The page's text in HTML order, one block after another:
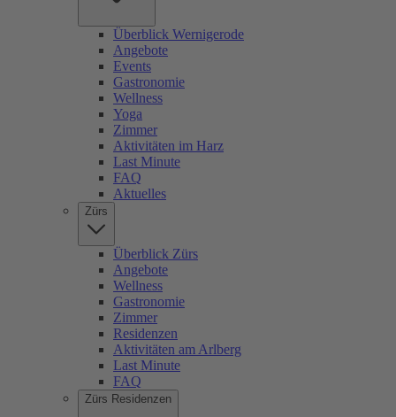
Überblick Wernigerode
Angebote
Events
Gastronomie
Wellness
Yoga
Zimmer
Aktivitäten im Harz
Last Minute
FAQ
Aktuelles
Zürs
Überblick Zürs
Angebote
Wellness
Gastronomie
Zimmer
Residenzen
Aktivitäten am Arlberg
Last Minute
FAQ
Zürs Residenzen